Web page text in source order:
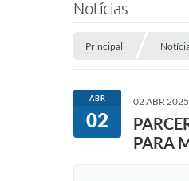
Notícias
Principal
ABR
02
02 ABR 2025
PARA